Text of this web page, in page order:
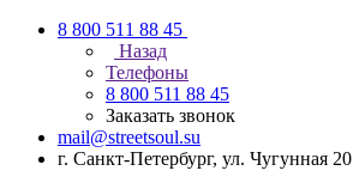
8 800 511 88 45
Назад
Телефоны
8 800 511 88 45
Заказать звонок
mail@streetsoul.su
г. Санкт-Петербург, ул. Чугунная 20